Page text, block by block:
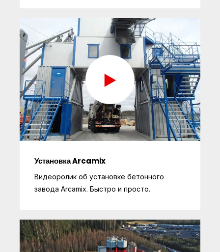
Установка Arcamix
Видеоролик об установке бетонного
завода Arcamix. Быстро и просто.